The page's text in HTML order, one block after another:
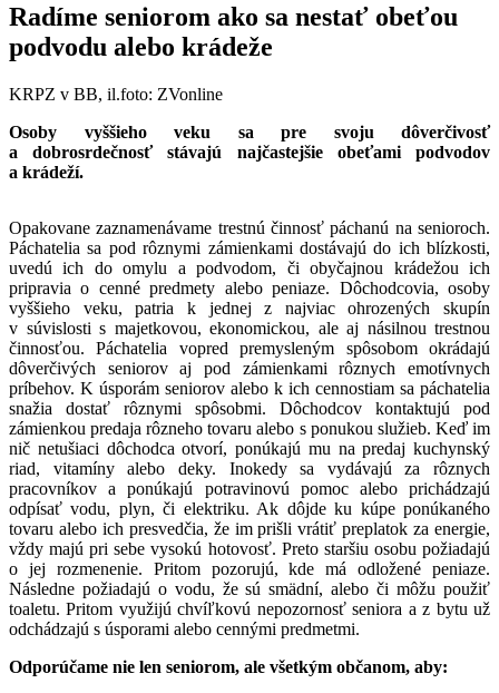
Radíme seniorom ako sa nestať obeťou
podvodu alebo krádeže
KRPZ v BB, il.foto: ZVonline
Osoby vyššieho veku sa pre svoju dôverčivosť
a dobrosrdečnosť stávajú najčastejšie obeťami podvodov
a krádeží.
Opakovane zaznamenávame trestnú činnosť páchanú na senioroch.
Páchatelia sa pod rôznymi zámienkami dostávajú do ich blízkosti,
uvedú ich do omylu a podvodom, či obyčajnou krádežou ich
pripravia o cenné predmety alebo peniaze. Dôchodcovia, osoby
vyššieho veku, patria k jednej z najviac ohrozených skupín
v súvislosti s majetkovou, ekonomickou, ale aj násilnou trestnou
činnosťou. Páchatelia vopred premysleným spôsobom okrádajú
dôverčivých seniorov aj pod zámienkami rôznych emotívnych
príbehov. K úsporám seniorov alebo k ich cennostiam sa páchatelia
snažia dostať rôznymi spôsobmi. Dôchodcov kontaktujú pod
zámienkou predaja rôzneho tovaru alebo s ponukou služieb. Keď im
nič netušiaci dôchodca otvorí, ponúkajú mu na predaj kuchynský
riad, vitamíny alebo deky. Inokedy sa vydávajú za rôznych
pracovníkov a ponúkajú potravinovú pomoc alebo prichádzajú
odpísať vodu, plyn, či elektriku. Ak dôjde ku kúpe ponúkaného
tovaru alebo ich presvedčia, že im prišli vrátiť preplatok za energie,
vždy majú pri sebe vysokú hotovosť. Preto staršiu osobu požiadajú
o jej rozmenenie. Pritom pozorujú, kde má odložené peniaze.
Následne požiadajú o vodu, že sú smädní, alebo či môžu použiť
toaletu. Pritom využijú chvíľkovú nepozornosť seniora a z bytu už
odchádzajú s úsporami alebo cennými predmetmi.
Odporúčame nie len seniorom, ale všetkým občanom, aby: